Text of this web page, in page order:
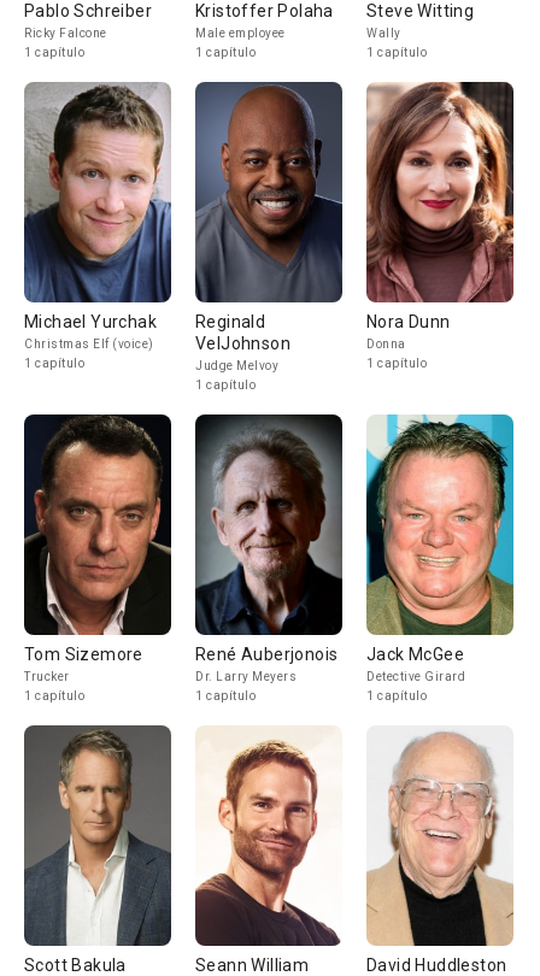
Pablo Schreiber
Ricky Falcone
1 capítulo
Kristoffer Polaha
Male employee
1 capítulo
Steve Witting
Wally
1 capítulo
Michael Yurchak
Christmas Elf (voice)
1 capítulo
Reginald
VelJohnson
Judge Melvoy
1 capítulo
Nora Dunn
Donna
1 capítulo
Tom Sizemore
Trucker
1 capítulo
René Auberjonois
Dr. Larry Meyers
1 capítulo
Jack McGee
Detective Girard
1 capítulo
Scott Bakula
Seann William
David Huddleston